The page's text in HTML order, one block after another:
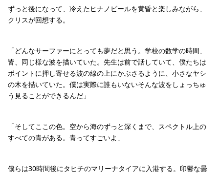
ずっと後になって、冷えたヒナノビールを黄昏と楽しみながら、
クリスが回想する。
「どんなサーファーにとっても夢だと思う。学校の数学の時間、
皆、同じ様な波を描いていた。先生は前で話していて、僕たちは
ポイントに押し寄せる波の線の上にかぶさるように、小さなヤシ
の木を描いていた。僕は実際に誰もいないそんな波をしょっちゅ
う見ることができるんだ」
「そしてここの色。空から海のずっと深くまで、スペクトル上の
すべての青がある。青ってすごいよ」
僕らは30時間後にタヒチのマリーナタイアに入港する。印鬱な曇